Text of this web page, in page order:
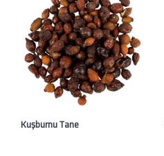
Kuşburnu Tane